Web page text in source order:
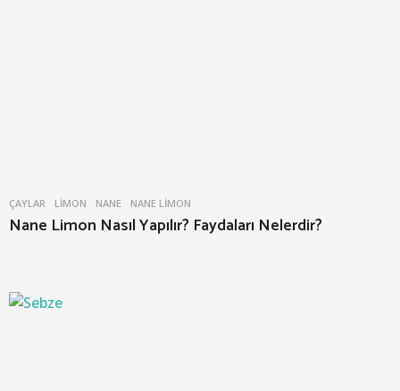
ÇAYLAR LIMON ,NANE ,NANE LIMON
Nane Limon Nasıl Yapılır? Faydaları Nelerdir?